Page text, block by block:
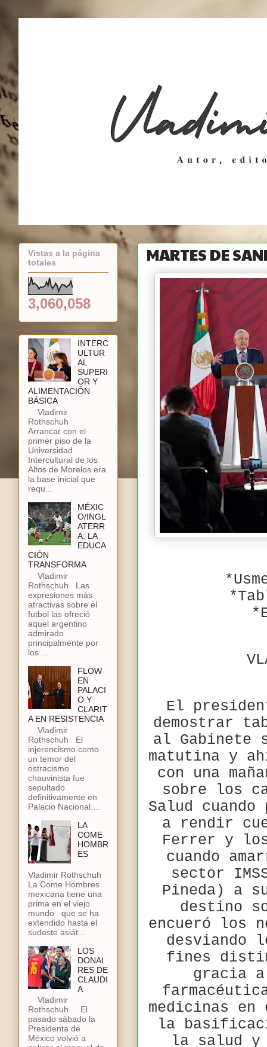
MARTES DE
El
demostrar
al Gabinete
matutina y
con una
sobre los
Salud
a rendir
Ferrer y
cuando
sector
Pineda) a
destino
encueró los
desviando
fines
gracia
medicinas
la
la salud y
Vistas a la página
totales
3,060,058
INTERC
ULTUR
AL
SUPERI
OR Y
ALIMENTACIÓN
BÁSICA
Vladimir
Rothschuh
Arrancar con el
primer piso de la
Universidad
Intercultural de los
Altos de Morelos era
la base inicial que
requ...
MÉXIC
O/INGL
ATERR
A: LA
EDUCA
CIÓN
TRANSFORMA
Vladimir
Rothschuh Las
expresiones más
atractivas sobre el
futbol las ofreció
aquel argentino
admirado
principalmente por
los ...
FLOW
EN
PALACI
O Y
CLARIT
A EN RESISTENCIA
Vladimir
Rothschuh El
injerencismo como
un temor del
ostracismo
chauvinista fue
sepultado
definitivamente en
Palacio Nacional....
LA
COME
HOMBR
ES
Vladimir Rothschuh
La Come Hombres
mexicana tiene una
prima en el viejo
mundo que se ha
extendido hasta el
sudeste asiát...
LOS
DONAI
RES DE
CLAUDI
A
Vladimir
Rothschuh El
pasado sábado la
Presidenta de
México volvió a